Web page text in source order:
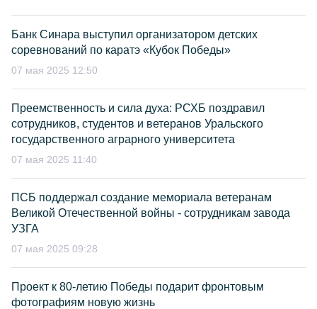
Банк Синара выступил организатором детских
соревнований по каратэ «Кубок Победы»
07 мая 2025 12:50
Преемственность и сила духа: РСХБ поздравил
сотрудников, студентов и ветеранов Уральского
государственного аграрного университета
07 мая 2025 11:40
ПСБ поддержал создание мемориала ветеранам
Великой Отечественной войны - сотрудникам завода
УЗГА
07 мая 2025 09:28
Проект к 80-летию Победы подарит фронтовым
фотографиям новую жизнь